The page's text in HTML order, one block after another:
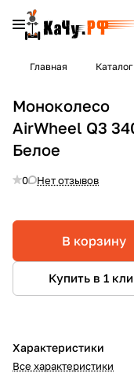
Главная Каталог
Моноколесо
AirWheel Q3
Белое
0 Нет отзывов
В корзину
Купить в 1
Характеристики
Все характеристики